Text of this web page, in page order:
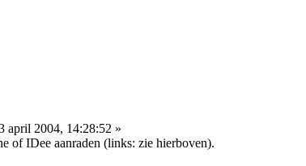
april 2004, 14:28:52 »
of IDee aanraden (links: zie hierboven).